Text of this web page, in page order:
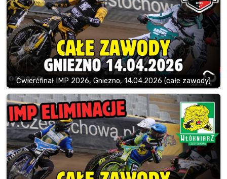
Ćwierćfinał IMP 2026, Gniezno, 14.04.2026 (całe zawody)